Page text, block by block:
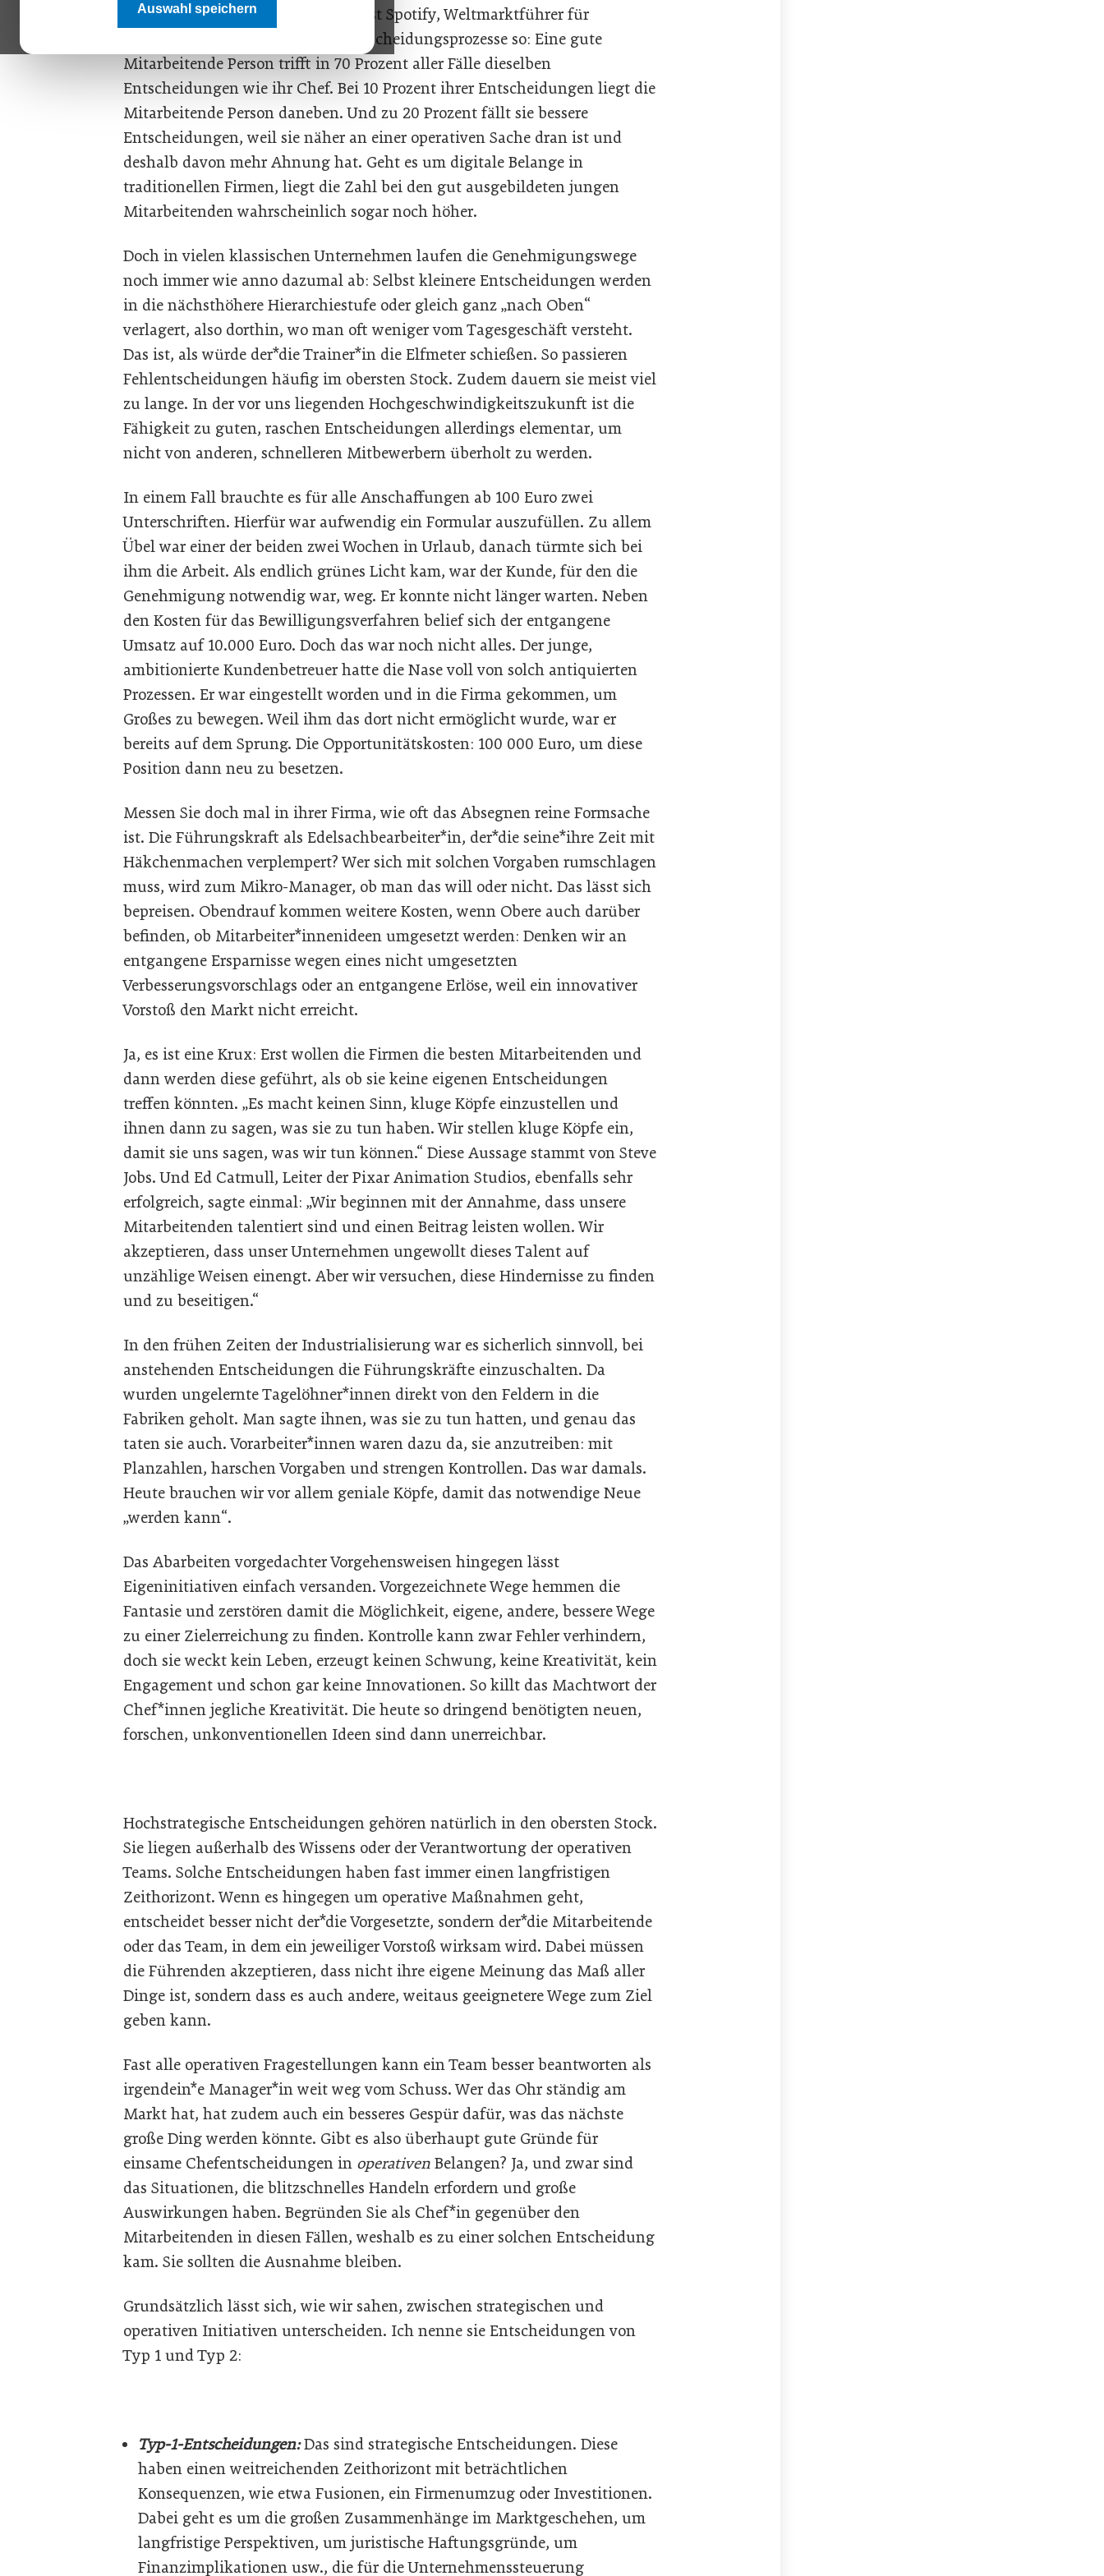
Auswahl speichern
Beim schwedischen Streamingdienst Spotify, Weltmarktführer für
Musikvermarktung, sieht man Entscheidungsprozesse so: Eine gute
Mitarbeitende Person trifft in 70 Prozent aller Fälle dieselben
Entscheidungen wie ihr Chef. Bei 10 Prozent ihrer Entscheidungen liegt die
Mitarbeitende Person daneben. Und zu 20 Prozent fällt sie bessere
Entscheidungen, weil sie näher an einer operativen Sache dran ist und
deshalb davon mehr Ahnung hat. Geht es um digitale Belange in
traditionellen Firmen, liegt die Zahl bei den gut ausgebildeten jungen
Mitarbeitenden wahrscheinlich sogar noch höher.
Doch in vielen klassischen Unternehmen laufen die Genehmigungswege
noch immer wie anno dazumal ab: Selbst kleinere Entscheidungen werden
in die nächsthöhere Hierarchiestufe oder gleich ganz „nach Oben“
verlagert, also dorthin, wo man oft weniger vom Tagesgeschäft versteht.
Das ist, als würde der*die Trainer*in die Elfmeter schießen. So passieren
Fehlentscheidungen häufig im obersten Stock. Zudem dauern sie meist viel
zu lange. In der vor uns liegenden Hochgeschwindigkeitszukunft ist die
Fähigkeit zu guten, raschen Entscheidungen allerdings elementar, um
nicht von anderen, schnelleren Mitbewerbern überholt zu werden.
In einem Fall brauchte es für alle Anschaffungen ab 100 Euro zwei
Unterschriften. Hierfür war aufwendig ein Formular auszufüllen. Zu allem
Übel war einer der beiden zwei Wochen in Urlaub, danach türmte sich bei
ihm die Arbeit. Als endlich grünes Licht kam, war der Kunde, für den die
Genehmigung notwendig war, weg. Er konnte nicht länger warten. Neben
den Kosten für das Bewilligungsverfahren belief sich der entgangene
Umsatz auf 10.000 Euro. Doch das war noch nicht alles. Der junge,
ambitionierte Kundenbetreuer hatte die Nase voll von solch antiquierten
Prozessen. Er war eingestellt worden und in die Firma gekommen, um
Großes zu bewegen. Weil ihm das dort nicht ermöglicht wurde, war er
bereits auf dem Sprung. Die Opportunitätskosten: 100 000 Euro, um diese
Position dann neu zu besetzen.
Messen Sie doch mal in ihrer Firma, wie oft das Absegnen reine Formsache
ist. Die Führungskraft als Edelsachbearbeiter*in, der*die seine*ihre Zeit mit
Häkchenmachen verplempert? Wer sich mit solchen Vorgaben rumschlagen
muss, wird zum Mikro-Manager, ob man das will oder nicht. Das lässt sich
bepreisen. Obendrauf kommen weitere Kosten, wenn Obere auch darüber
befinden, ob Mitarbeiter*innenideen umgesetzt werden: Denken wir an
entgangene Ersparnisse wegen eines nicht umgesetzten
Verbesserungsvorschlags oder an entgangene Erlöse, weil ein innovativer
Vorstoß den Markt nicht erreicht.
Ja, es ist eine Krux: Erst wollen die Firmen die besten Mitarbeitenden und
dann werden diese geführt, als ob sie keine eigenen Entscheidungen
treffen könnten. „Es macht keinen Sinn, kluge Köpfe einzustellen und
ihnen dann zu sagen, was sie zu tun haben. Wir stellen kluge Köpfe ein,
damit sie uns sagen, was wir tun können.“ Diese Aussage stammt von Steve
Jobs. Und Ed Catmull, Leiter der Pixar Animation Studios, ebenfalls sehr
erfolgreich, sagte einmal: „Wir beginnen mit der Annahme, dass unsere
Mitarbeitenden talentiert sind und einen Beitrag leisten wollen. Wir
akzeptieren, dass unser Unternehmen ungewollt dieses Talent auf
unzählige Weisen einengt. Aber wir versuchen, diese Hindernisse zu finden
und zu beseitigen.“
In den frühen Zeiten der Industrialisierung war es sicherlich sinnvoll, bei
anstehenden Entscheidungen die Führungskräfte einzuschalten. Da
wurden ungelernte Tagelöhner*innen direkt von den Feldern in die
Fabriken geholt. Man sagte ihnen, was sie zu tun hatten, und genau das
taten sie auch. Vorarbeiter*innen waren dazu da, sie anzutreiben: mit
Planzahlen, harschen Vorgaben und strengen Kontrollen. Das war damals.
Heute brauchen wir vor allem geniale Köpfe, damit das notwendige Neue
„werden kann“.
Das Abarbeiten vorgedachter Vorgehensweisen hingegen lässt
Eigeninitiativen einfach versanden. Vorgezeichnete Wege hemmen die
Fantasie und zerstören damit die Möglichkeit, eigene, andere, bessere Wege
zu einer Zielerreichung zu finden. Kontrolle kann zwar Fehler verhindern,
doch sie weckt kein Leben, erzeugt keinen Schwung, keine Kreativität, kein
Engagement und schon gar keine Innovationen. So killt das Machtwort der
Chef*innen jegliche Kreativität. Die heute so dringend benötigten neuen,
forschen, unkonventionellen Ideen sind dann unerreichbar.
Hochstrategische Entscheidungen gehören natürlich in den obersten Stock.
Sie liegen außerhalb des Wissens oder der Verantwortung der operativen
Teams. Solche Entscheidungen haben fast immer einen langfristigen
Zeithorizont. Wenn es hingegen um operative Maßnahmen geht,
entscheidet besser nicht der*die Vorgesetzte, sondern der*die Mitarbeitende
oder das Team, in dem ein jeweiliger Vorstoß wirksam wird. Dabei müssen
die Führenden akzeptieren, dass nicht ihre eigene Meinung das Maß aller
Dinge ist, sondern dass es auch andere, weitaus geeignetere Wege zum Ziel
geben kann.
Fast alle operativen Fragestellungen kann ein Team besser beantworten als
irgendein*e Manager*in weit weg vom Schuss. Wer das Ohr ständig am
Markt hat, hat zudem auch ein besseres Gespür dafür, was das nächste
große Ding werden könnte. Gibt es also überhaupt gute Gründe für
einsame Chefentscheidungen in operativen Belangen? Ja, und zwar sind
das Situationen, die blitzschnelles Handeln erfordern und große
Auswirkungen haben. Begründen Sie als Chef*in gegenüber den
Mitarbeitenden in diesen Fällen, weshalb es zu einer solchen Entscheidung
kam. Sie sollten die Ausnahme bleiben.
Grundsätzlich lässt sich, wie wir sahen, zwischen strategischen und
operativen Initiativen unterscheiden. Ich nenne sie Entscheidungen von
Typ 1 und Typ 2:
Typ-1-Entscheidungen:Das sind strategische Entscheidungen. Diese
haben einen weitreichenden Zeithorizont mit beträchtlichen
Konsequenzen, wie etwa Fusionen, ein Firmenumzug oder Investitionen.
Dabei geht es um die großen Zusammenhänge im Marktgeschehen, um
langfristige Perspektiven, um juristische Haftungsgründe, um
Finanzimplikationen usw., die für die Unternehmenssteuerung